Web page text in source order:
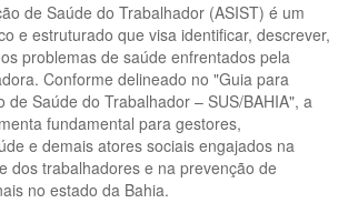
de Saúde do Trabalhador (ASIST) é um
e estruturado que visa identificar, descrever,
problemas de saúde enfrentados pela
Conforme delineado no "Guia para
de Saúde do Trabalhador – SUS/BAHIA", a
fundamental para gestores,
e demais atores sociais engajados na
dos trabalhadores e na prevenção de
no estado da Bahia.